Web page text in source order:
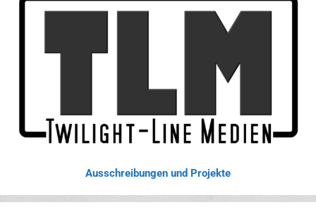
Ausschreibungen und Projekte